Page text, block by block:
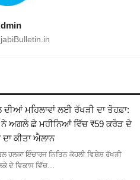
ਮਹਿਲਾਵਾਂ ਲਈ ਰੱਖੜੀ ਦਾ ਤੋਹਫ਼ਾ:
ਨੇ ਅਗਲੇ ਛੇ ਮਹੀਨਿਆਂ ਵਿੱਚ ₹59 ਕਰੋੜ ਦੇ
ਦਾ ਕੀਤਾ ਐਲਾਨ
ਇੰਚਾਰਜ ਨਿਤਿਨ ਕੋਹਲੀ ਵਿਸ਼ੇਸ਼ ਰੱਖੜੀ
ਦੇ ਵਿਕਾਸ ਵਿੱਚ…